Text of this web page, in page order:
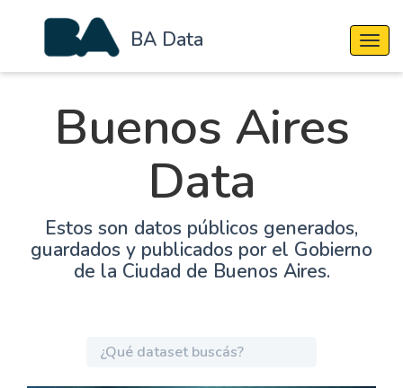
BA Data
Buenos Aires
Data
Estos son datos públicos generados,
guardados y publicados por el Gobierno
de la Ciudad de Buenos Aires.